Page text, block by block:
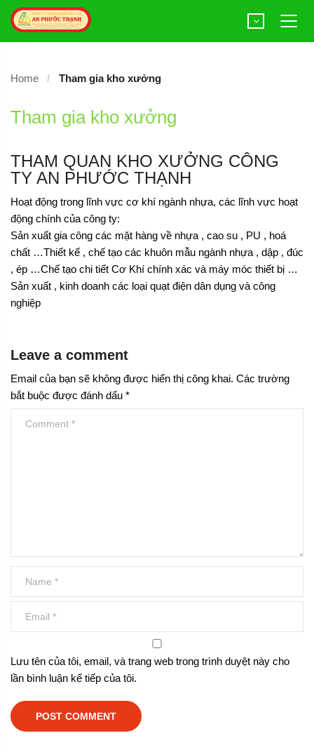
Home Tham gia kho xưởng
Tham gia kho xưởng
THAM QUAN KHO XƯỞNG CÔNG
TY AN PHƯỚC THẠNH
Hoạt động trong lĩnh vực cơ khí ngành nhựa, các lĩnh vực hoạt
động chính của công ty:
Sản xuất gia công các mặt hàng về nhựa , cao su , PU , hoá
chất …Thiết kế , chế tạo các khuôn mẫu ngành nhựa , dập , đúc
, ép …Chế tạo chi tiết Cơ Khí chính xác và máy móc thiết bị …
Sản xuất , kinh doanh các loại quạt điện dân dụng và công
nghiệp
Leave a comment
Email của bạn sẽ không được hiển thị công khai. Các trường
bắt buộc được đánh dấu *
Lưu tên của tôi, email, và trang web trong trình duyệt này cho
lần bình luận kế tiếp của tôi.